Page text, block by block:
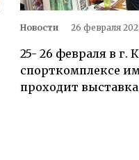
Новости 26 февраля
25- 26 февраля в г.
спорткомплексе
проходит